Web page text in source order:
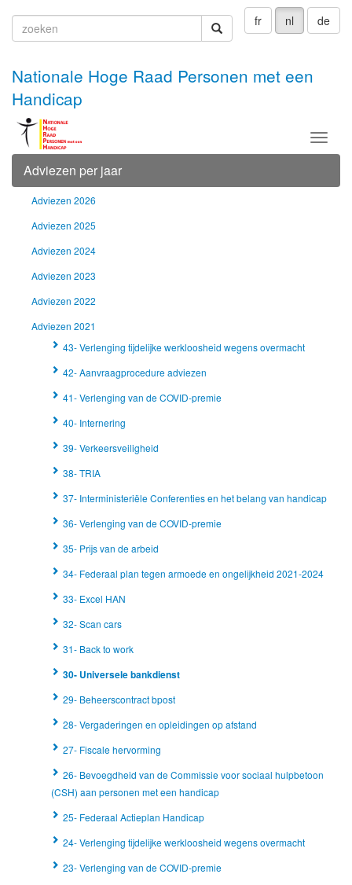
fr nl de
zoeken
Nationale Hoge Raad Personen met een
Handicap
Menu
Adviezen per jaar
Adviezen 2026
Adviezen 2025
Adviezen 2024
Adviezen 2023
Adviezen 2022
Adviezen 2021
43- Verlenging tijdelijke werkloosheid wegens overmacht
42- Aanvraagprocedure adviezen
41- Verlenging van de COVID-premie
40- Internering
39- Verkeersveiligheid
38- TRIA
37- Interministeriële Conferenties en het belang van handicap
36- Verlenging van de COVID-premie
35- Prijs van de arbeid
34- Federaal plan tegen armoede en ongelijkheid 2021-2024
33- Excel HAN
32- Scan cars
31- Back to work
30- Universele bankdienst
29- Beheerscontract bpost
28- Vergaderingen en opleidingen op afstand
27- Fiscale hervorming
26- Bevoegdheid van de Commissie voor sociaal hulpbetoon
(CSH) aan personen met een handicap
25- Federaal Actieplan Handicap
24- Verlenging tijdelijke werkloosheid wegens overmacht
23- Verlenging van de COVID-premie